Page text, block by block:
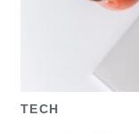
TECH